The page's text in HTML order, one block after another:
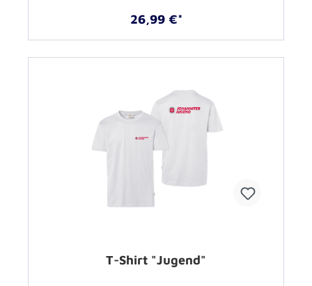
26,99 €*
T-Shirt "Jugend"